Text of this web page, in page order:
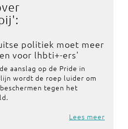
':
politiek moet meer
voor lhbti+-ers'
aanslag op de Pride in
wordt de roep luider om
tegen het
Lees meer